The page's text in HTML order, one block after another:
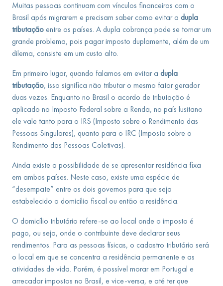
Muitas pessoas continuam com vínculos financeiros com o
Brasil após migrarem e precisam saber como evitar a dupla
tributação entre os países. A dupla cobrança pode se tornar um
grande problema, pois pagar imposto duplamente, além de um
dilema, consiste em um custo alto.
Em primeiro lugar, quando falamos em evitar a dupla
tributação, isso significa não tributar o mesmo fator gerador
duas vezes. Enquanto no Brasil o acordo de tributação é
aplicado no Imposto Federal sobre a Renda, no país lusitano
ele vale tanto para o IRS (Imposto sobre o Rendimento das
Pessoas Singulares), quanto para o IRC (Imposto sobre o
Rendimento das Pessoas Coletivas).
Ainda existe a possibilidade de se apresentar residência fixa
em ambos países. Neste caso, existe uma espécie de
“desempate” entre os dois governos para que seja
estabelecido o domicílio fiscal ou então a residência.
O domicílio tributário refere-se ao local onde o imposto é
pago, ou seja, onde o contribuinte deve declarar seus
rendimentos. Para as pessoas físicas, o cadastro tributário será
o local em que se concentra a residência permanente e as
atividades de vida. Porém, é possível morar em Portugal e
arrecadar impostos no Brasil, e vice-versa, e até ter que